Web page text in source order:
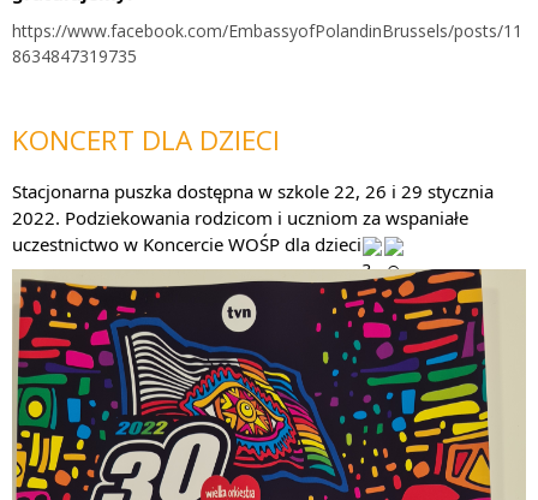
https://www.facebook.com/EmbassyofPolandinBrussels/posts/11
8634847319735
KONCERT DLA DZIECI
Stacjonarna puszka dostępna w szkole 22, 26 i 29 stycznia
2022. Podziekowania rodzicom i uczniom za wspaniałe
uczestnictwo w Koncercie WOŚP dla dzieci